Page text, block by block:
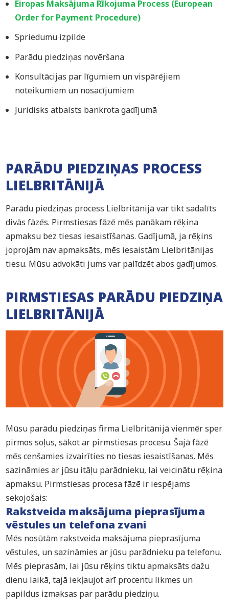
Eiropas Maksājuma Rīkojuma Process (European
Order for Payment Procedure)
Spriedumu izpilde
Parādu piedziņas novēršana
Konsultācijas par līgumiem un vispārējiem
noteikumiem un nosacījumiem
Juridisks atbalsts bankrota gadījumā
PARĀDU PIEDZIŅAS PROCESS
LIELBRITĀNIJĀ
Parādu piedziņas process Lielbritānijā var tikt sadalīts
divās fāzēs. Pirmstiesas fāzē mēs panākam rēķina
apmaksu bez tiesas iesaistīšanas. Gadījumā, ja rēķins
joprojām nav apmaksāts, mēs iesaistām Lielbritānijas
tiesu. Mūsu advokāti jums var palīdzēt abos gadījumos.
PIRMSTIESAS PARĀDU PIEDZIŅA
LIELBRITĀNIJĀ
Mūsu parādu piedziņas firma Lielbritānijā vienmēr sper
pirmos soļus, sākot ar pirmstiesas procesu. Šajā fāzē
mēs cenšamies izvairīties no tiesas iesaistīšanas. Mēs
sazināmies ar jūsu itāļu parādnieku, lai veicinātu rēķina
apmaksu. Pirmstiesas procesa fāzē ir iespējams
sekojošais:
Rakstveida maksājuma pieprasījuma
vēstules un telefona zvani
Mēs nosūtām rakstveida maksājuma pieprasījuma
vēstules, un sazināmies ar jūsu parādnieku pa telefonu.
Mēs pieprasām, lai jūsu rēķins tiktu apmaksāts dažu
dienu laikā, tajā iekļaujot arī procentu likmes un
papildus izmaksas par parādu piedziņu.